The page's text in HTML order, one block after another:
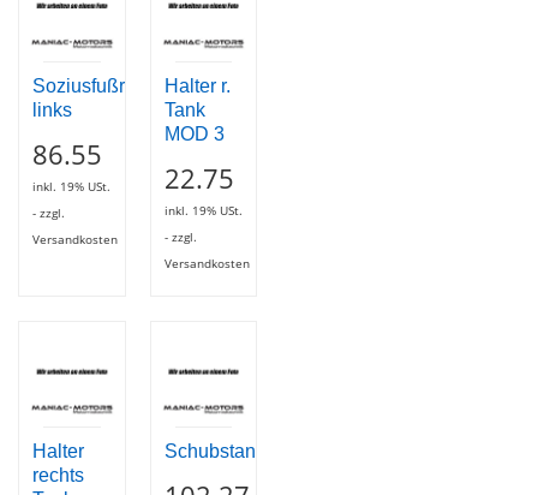
Soziusfußrastenhalter
links
86.55
inkl. 19% USt.
- zzgl.
Versandkosten
Halter r.
Tank
MOD 3
22.75
inkl. 19% USt.
- zzgl.
Versandkosten
Halter
rechts
Schubstange